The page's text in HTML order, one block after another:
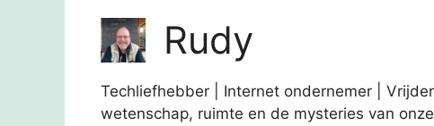
Rudy
Techliefhebber | Internet ondernemer |
wetenschap, ruimte en de mysteries van